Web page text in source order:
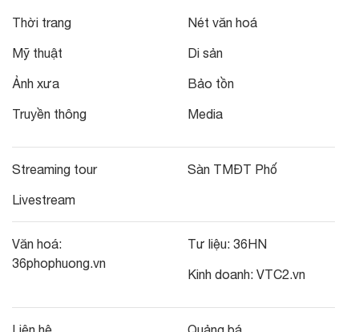
Thời trang
Mỹ thuật
Ảnh xưa
Truyền thông
Nét văn hoá
Di sản
Bảo tồn
Media
Streaming tour
Livestream
Sàn TMĐT Phố
Văn hoá:
36phophuong.vn
Tư liệu: 36HN
Kinh doanh: VTC2.vn